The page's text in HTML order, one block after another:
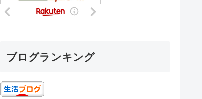
ブログランキング